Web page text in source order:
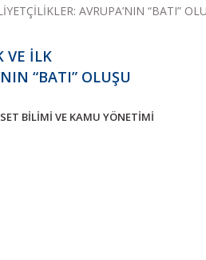
AVRUPA’NIN “BATI”
VE İLK
“BATI” OLUŞU
BİLİMİ VE KAMU YÖNETİMİ